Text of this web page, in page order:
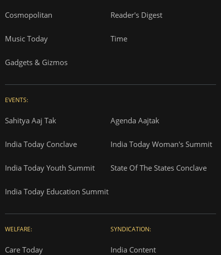
Cosmopolitan Reader's Digest
Music Today Time
Gadgets & Gizmos
EVENTS:
Sahitya Aaj Tak Agenda Aajtak
India Today Conclave India Today Woman's Summit
India Today Youth Summit State Of The States Conclave
India Today Education Summit
WELFARE:
Care Today
SYNDICATION:
India Content